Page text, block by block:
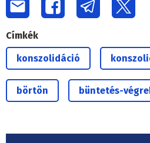
Címkék
konszolidáció
börtön büntetés-